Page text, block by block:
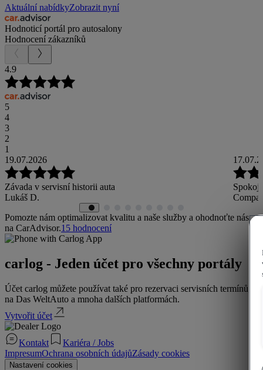
Aktuální nabídkyZobrazit nyní
Hodnoticí portál pro autosalony
Hodnocení zákazníků
4.9
5
4
3
2
1
19.07.2026
Závada v servisní historii auta
Lukáš D.
Pomozte nám optimalizovat kvalitu a naše služby a ohodnoťte nás
na CarAdvisor.15 hodnocení
carlog - Jeden účet pro všechny portály
Účet carlog můžete používat také pro rezervaci servisních termínů,
na Das WeltAuto a mnoha dalších platformách.
Vytvořit účet
Kontakt
Kariéra / Jobs
ImpresumOchrana osobních údajůZásady cookies
Nastavení cookies